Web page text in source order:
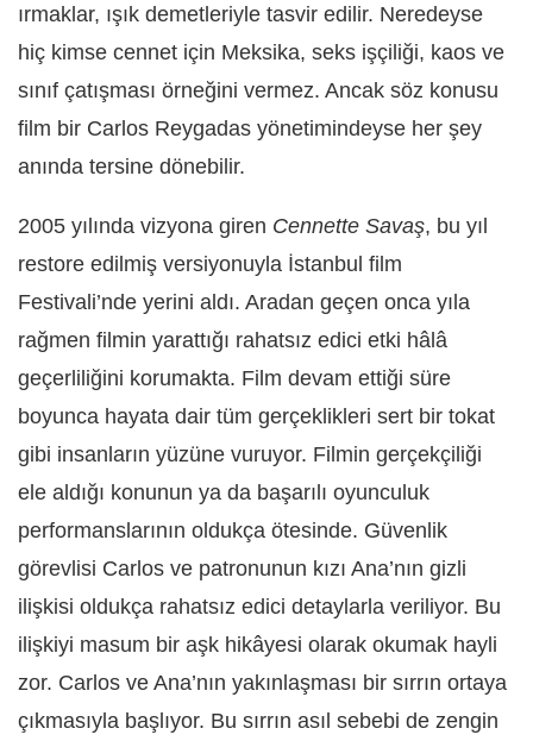
ırmaklar, ışık demetleriyle tasvir edilir. Neredeyse
hiç kimse cennet için Meksika, seks işçiliği, kaos ve
sınıf çatışması örneğini vermez. Ancak söz konusu
film bir Carlos Reygadas yönetimindeyse her şey
anında tersine dönebilir.
2005 yılında vizyona giren Cennette Savaş, bu yıl
restore edilmiş versiyonuyla İstanbul film
Festivali’nde yerini aldı. Aradan geçen onca yıla
rağmen filmin yarattığı rahatsız edici etki hâlâ
geçerliliğini korumakta. Film devam ettiği süre
boyunca hayata dair tüm gerçeklikleri sert bir tokat
gibi insanların yüzüne vuruyor. Filmin gerçekçiliği
ele aldığı konunun ya da başarılı oyunculuk
performanslarının oldukça ötesinde. Güvenlik
görevlisi Carlos ve patronunun kızı Ana’nın gizli
ilişkisi oldukça rahatsız edici detaylarla veriliyor. Bu
ilişkiyi masum bir aşk hikâyesi olarak okumak hayli
zor. Carlos ve Ana’nın yakınlaşması bir sırrın ortaya
çıkmasıyla başlıyor. Bu sırrın asıl sebebi de zengin